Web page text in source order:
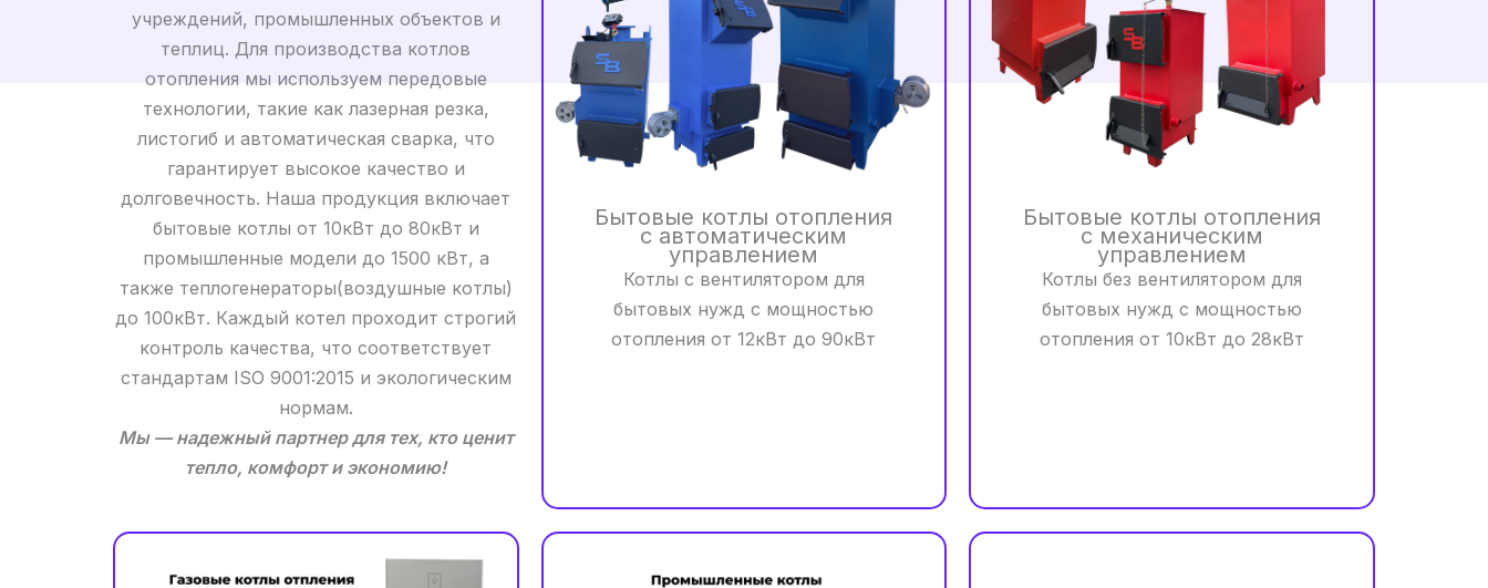
учреждений, промышленных объектов и
теплиц. Для производства котлов
отопления мы используем передовые
технологии, такие как лазерная резка,
листогиб и автоматическая сварка, что
гарантирует высокое качество и
долговечность. Наша продукция включает
бытовые котлы от 10кВт до 80кВт и
промышленные модели до 1500 кВт, а
также теплогенераторы(воздушные котлы)
до 100кВт. Каждый котел проходит строгий
контроль качества, что соответствует
стандартам ISO 9001:2015 и экологическим
нормам.
Мы — надежный партнер для тех, кто ценит
тепло, комфорт и экономию!
Бытовые котлы отопления
с автоматическим
управлением
Котлы с вентилятором для
бытовых нужд с мощностью
отопления от 12кВт до 90кВт
Бытовые котлы отопления
с механическим
управлением
Котлы без вентилятором для
бытовых нужд с мощностью
отопления от 10кВт до 28кВт